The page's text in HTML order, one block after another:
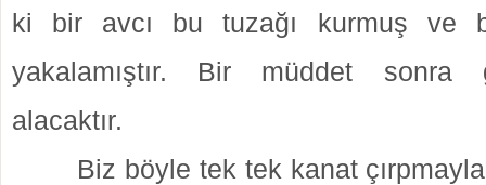
ki bir avcı bu tuzağı kurmuş ve
yakalamıştır. Bir müddet sonra
alacaktır.
Biz böyle tek tek kanat